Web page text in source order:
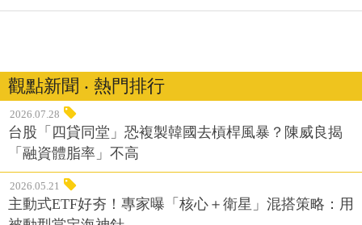
觀點新聞 ‧ 熱門排行
2026.07.28
台股「四貸同堂」恐複製韓國去槓桿風暴？陳威良揭
「融資體脂率」不高
2026.05.21
主動式ETF好夯！專家曝「核心＋衛星」混搭策略：用